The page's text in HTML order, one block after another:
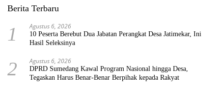
Berita Terbaru
1 Agustus 6, 2026
10 Peserta Berebut Dua Jabatan Perangkat Desa Jatimekar, Ini
Hasil Seleksinya
2 Agustus 6, 2026
DPRD Sumedang Kawal Program Nasional hingga Desa,
Tegaskan Harus Benar-Benar Berpihak kepada Rakyat